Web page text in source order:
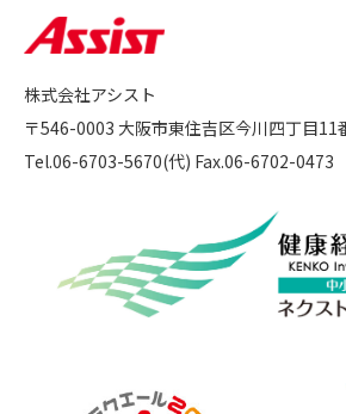
株式会社アシスト
〒546-0003 大阪市東住吉区今川四丁目11
Tel.06-6703-5670(代) Fax.06-6702-0473